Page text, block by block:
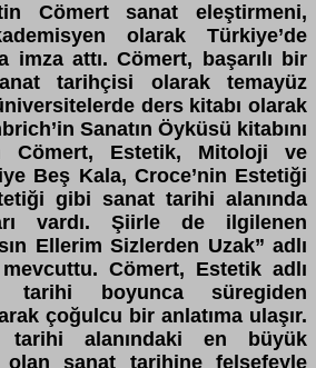
Cömert sanat eleştirmeni,
olarak Türkiye’de
imza attı. Cömert, başarılı bir
tarihçisi olarak temayüz
ders kitabı olarak
Sanatın Öyküsü kitabını
Cömert, Estetik, Mitoloji ve
Beş Kala, Croce’nin Estetiği
gibi sanat tarihi alanında
vardı. Şiirle de ilgilenen
Ellerim Sizlerden Uzak” adlı
Cömert, Estetik adlı
tarihi boyunca süregiden
çoğulcu bir anlatıma ulaşır.
tarihi alanındaki en büyük
olan sanat tarihine felsefeyle